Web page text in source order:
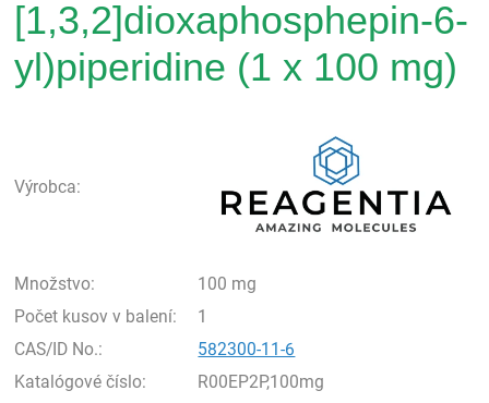
[1,3,2]dioxaphosphepin-6-
yl)piperidine (1 x 100 mg)
Výrobca:
Množstvo:
100 mg
Počet kusov v balení:
1
CAS/ID No.:
582300-11-6
Katalógové číslo:
R00EP2P,100mg